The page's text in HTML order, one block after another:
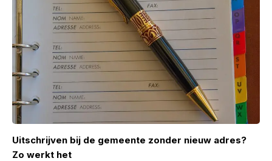
Uitschrijven bij de gemeente zonder nieuw adres?
Zo werkt het